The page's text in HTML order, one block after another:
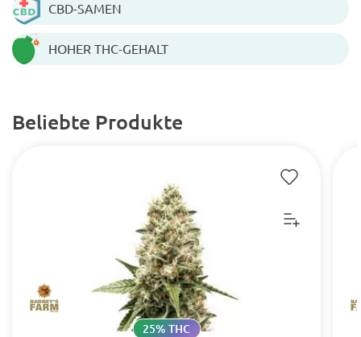
CBD-SAMEN
HOHER THC-GEHALT
Beliebte Produkte
25% THC